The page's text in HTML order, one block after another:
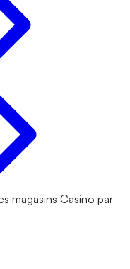
magasins Casino par